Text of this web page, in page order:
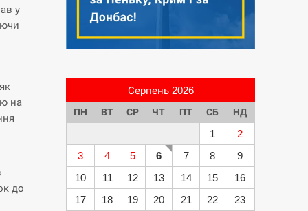
у
на
до
Серпень 2026
ПН ВТ СР ЧТ ПТ СБ НД
1
2
3
4 5 6 7 8
9
10
11 12 13 14 15
16
17
18 19 20 21 22
23